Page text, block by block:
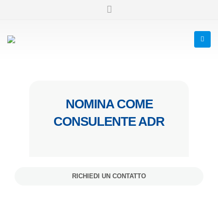
NOMINA COME
CONSULENTE ADR
RICHIEDI UN CONTATTO